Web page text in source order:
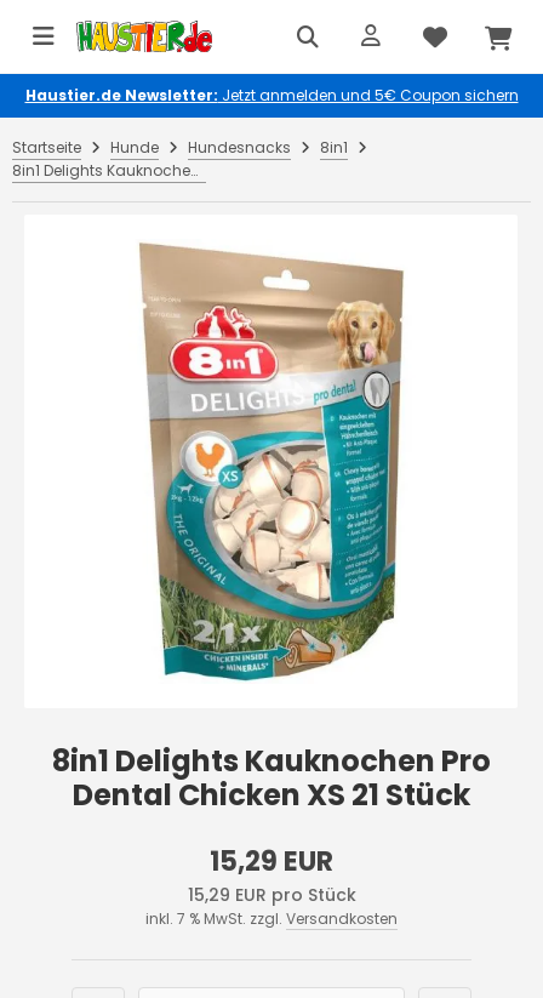
Haustier.de Newsletter: Jetzt anmelden und 5€ Coupon sichern
Startseite Hunde Hundesnacks
8in1
8in1 Delights Kauknochen Pro Dental Chicken XS 21 Stück
8in1 Delights Kauknochen Pro
Dental Chicken XS 21 Stück
15,29 EUR
15,29 EUR pro Stück
inkl. 7 % MwSt. zzgl. Versandkosten